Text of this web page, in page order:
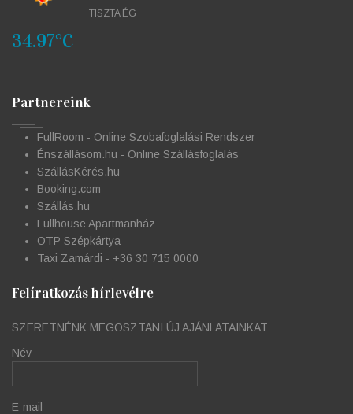
34.97°C
TISZTA ÉG
Partnereink
FullRoom - Online Szobafoglalási Rendszer
Énszállásom.hu - Online Szállásfoglalás
SzállásKérés.hu
Booking.com
Szállás.hu
Fullhouse Apartmanház
OTP Szépkártya
Taxi Zamárdi - +36 30 715 0000
Felíratkozás hírlevélre
SZERETNÉNK MEGOSZTANI ÚJ AJÁNLATAINKAT
Név
E-mail